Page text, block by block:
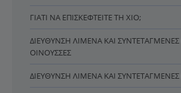
ΓΙΑΤΊ ΝΑ ΕΠΙΣΚΕΦΤΕΊΤΕ ΤΗ ΧΊΟ;
ΔΙΕΎΘΥΝΣΗ ΛΙΜΈΝΑ ΚΑΙ ΣΥΝΤΕΤΑΓΜΈΝΕΣ
ΟΙΝΟΎΣΣΕΣ
ΔΙΕΎΘΥΝΣΗ ΛΙΜΈΝΑ ΚΑΙ ΣΥΝΤΕΤΑΓΜΈΝΕΣ